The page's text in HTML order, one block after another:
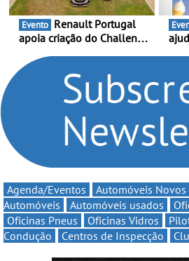
Evento
apoia criação do Challenge
compromisso com o
automobilismo nacional
continua em 2026
Agenda/Eventos Automóveis Novos
Automóveis
Automóveis usados
Oficinas Pneus
Oficinas Vidros
Condução
Centros de Inspecção